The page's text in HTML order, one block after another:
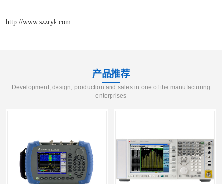
http://www.szzryk.com
产品推荐
Development, design, production and sales in one of the manufacturing
enterprises